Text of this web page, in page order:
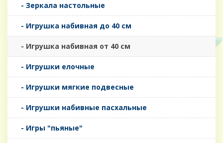
- Зеркала настольные
- Игрушка набивная до 40 см
- Игрушка набивная от 40 см
- Игрушки елочные
- Игрушки мягкие подвесные
- Игрушки набивные пасхальные
- Игры "пьяные"